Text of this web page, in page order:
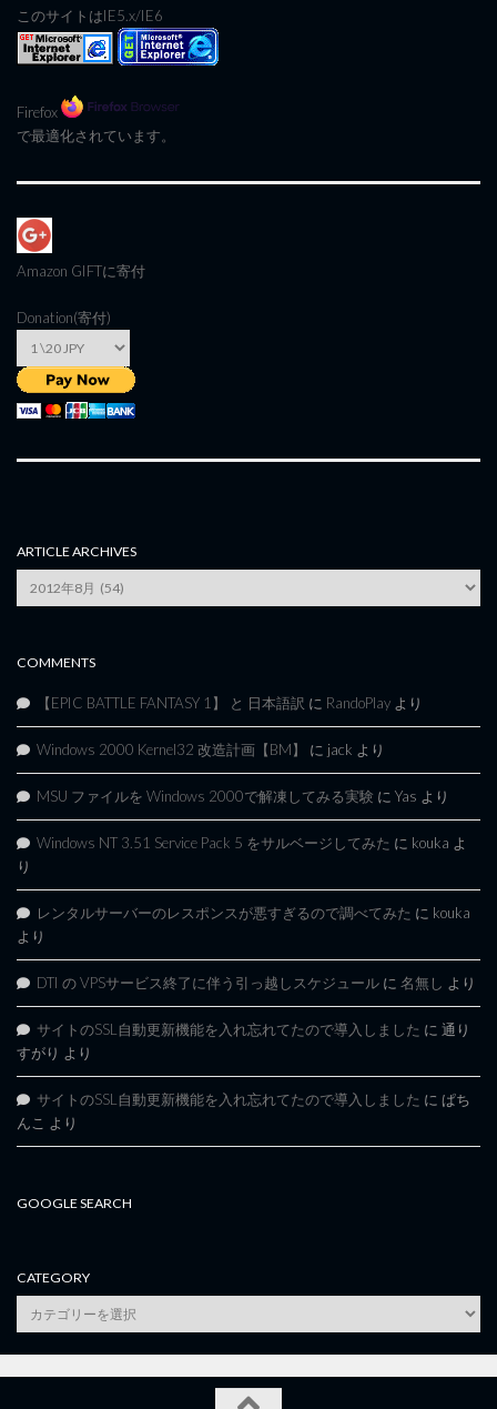
このサイトはIE5.x/IE6
Firefox
で最適化されています。
Amazon GIFTに寄付
Donation(寄付)
ARTICLE ARCHIVES
Article
Archives
COMMENTS
【EPIC BATTLE FANTASY 1】 と 日本語訳 に RandoPlay より
Windows 2000 Kernel32 改造計画【BM】 に jack より
MSU ファイルを Windows 2000で解凍してみる実験 に Yas より
Windows NT 3.51 Service Pack 5 をサルベージしてみた に kouka よ
り
レンタルサーバーのレスポンスが悪すぎるので調べてみた に kouka
より
DTI の VPSサービス終了に伴う引っ越しスケジュール に 名無し より
サイトのSSL自動更新機能を入れ忘れてたので導入しました に 通り
すがり より
サイトのSSL自動更新機能を入れ忘れてたので導入しました に ぱち
んこ より
GOOGLE SEARCH
CATEGORY
category